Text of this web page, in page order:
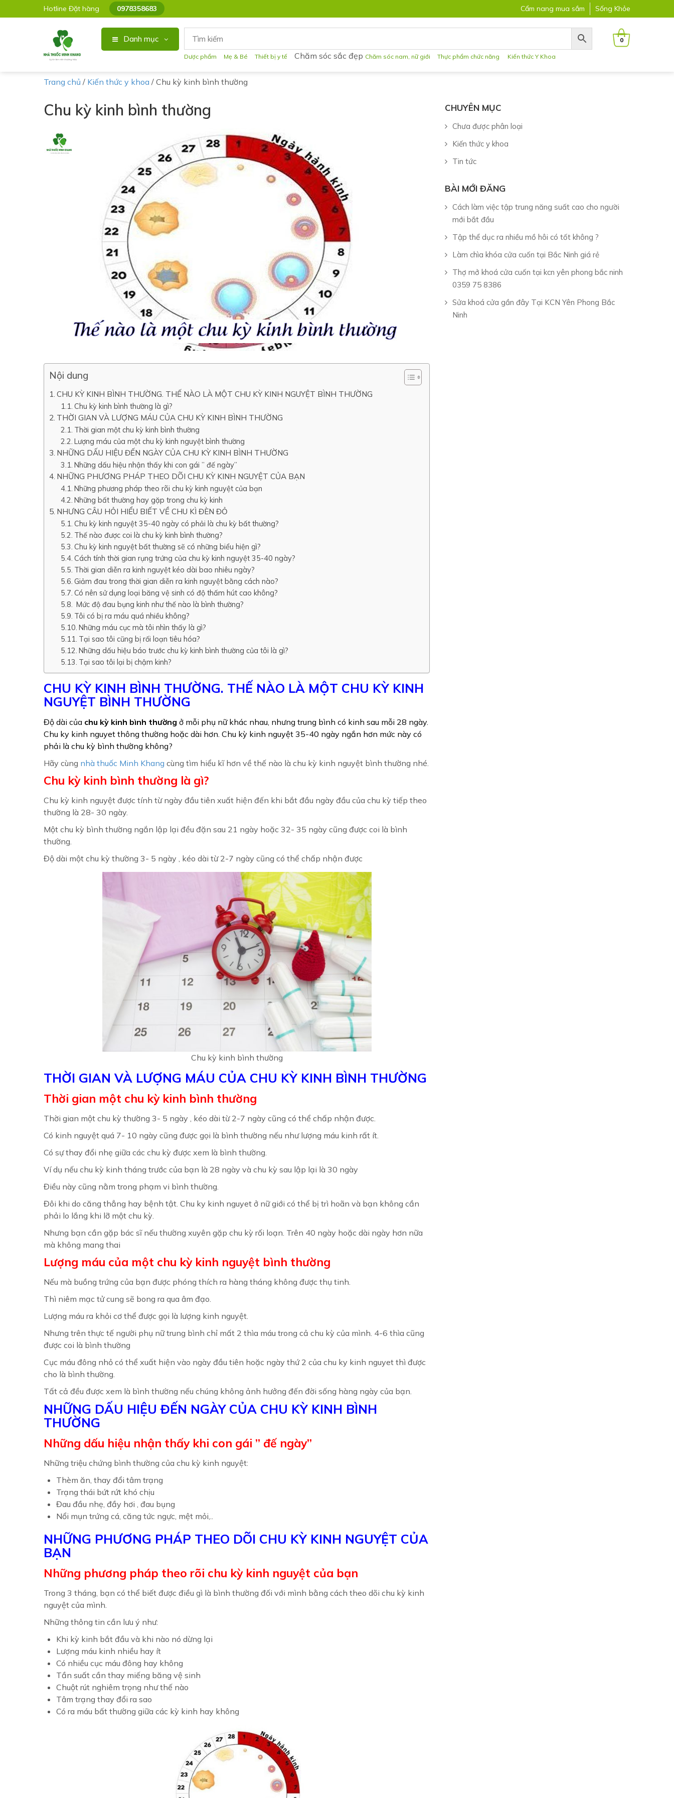
Hotline Đặt hàng 0978358683 Cẩm nang mua sắm Sống Khỏe
Danh mục
Dược phẩm Mẹ & Bé Thiết bị y tế Chăm sóc sắc đẹp Chăm sóc nam, nữ giới Thực phẩm chức năng Kiến thức Y Khoa
0
Trang chủ / Kiến thức y khoa / Chu kỳ kinh bình thường
Chu kỳ kinh bình thường
Nội dung
CHU KỲ KINH BÌNH THƯỜNG. THẾ NÀO LÀ MỘT CHU KỲ KINH NGUYỆT BÌNH THƯỜNG
Chu kỳ kinh bình thường là gì?
THỜI GIAN VÀ LƯỢNG MÁU CỦA CHU KỲ KINH BÌNH THƯỜNG
Thời gian một chu kỳ kinh bình thường
Lượng máu của một chu kỳ kinh nguyệt bình thường
NHỮNG DẤU HIỆU ĐẾN NGÀY CỦA CHU KỲ KINH BÌNH THƯỜNG
Những dấu hiệu nhận thấy khi con gái ” đế ngày”
NHỮNG PHƯƠNG PHÁP THEO DÕI CHU KỲ KINH NGUYỆT CỦA BẠN
Những phương pháp theo rõi chu kỳ kinh nguyệt của bạn
Những bất thường hay gặp trong chu kỳ kinh
NHƯNG CÂU HỎI HIỂU BIẾT VỀ CHU KÌ ĐÈN ĐỎ
Chu kỳ kinh nguyệt 35-40 ngày có phải là chu kỳ bất thường?
Thế nào được coi là chu kỳ kinh bình thường?
Chu kỳ kinh nguyệt bất thường sẽ có những biểu hiện gì?
Cách tính thời gian rụng trứng của chu kỳ kinh nguyệt 35-40 ngày?
Thời gian diễn ra kinh nguyệt kéo dài bao nhiêu ngày?
Giảm đau trong thời gian diễn ra kinh nguyệt bằng cách nào?
Có nên sử dụng loại băng vệ sinh có độ thấm hút cao không?
Mức độ đau bụng kinh như thế nào là bình thường?
Tôi có bị ra máu quá nhiều không?
Những máu cục mà tôi nhìn thấy là gì?
Tại sao tôi cũng bị rối loạn tiêu hóa?
Những dấu hiệu báo trước chu kỳ kinh bình thường của tôi là gì?
Tại sao tôi lại bị chậm kinh?
CHU KỲ KINH BÌNH THƯỜNG. THẾ NÀO LÀ MỘT CHU KỲ KINH
NGUYỆT BÌNH THƯỜNG
Độ dài của chu kỳ kinh bình thường ở mỗi phụ nữ khác nhau, nhưng trung bình có kinh sau mỗi 28 ngày.
Chu ky kinh nguyet thông thường hoặc dài hơn. Chu kỳ kinh nguyệt 35-40 ngày ngắn hơn mức này có
phải là chu kỳ bình thường không?
Hãy cùng nhà thuốc Minh Khang cùng tìm hiểu kĩ hơn về thế nào là chu kỳ kinh nguyệt bình thường nhé.
Chu kỳ kinh bình thường là gì?
Chu kỳ kinh nguyệt được tính từ ngày đầu tiên xuất hiện đến khi bắt đầu ngày đầu của chu kỳ tiếp theo
thường là 28- 30 ngày.
Một chu kỳ bình thường ngắn lập lại đều đặn sau 21 ngày hoặc 32- 35 ngày cũng được coi là bình
thường.
Độ dài một chu kỳ thường 3- 5 ngày , kéo dài từ 2-7 ngày cũng có thể chấp nhận được
Chu kỳ kinh bình thường
THỜI GIAN VÀ LƯỢNG MÁU CỦA CHU KỲ KINH BÌNH THƯỜNG
Thời gian một chu kỳ kinh bình thường
Thời gian một chu kỳ thường 3- 5 ngày , kéo dài từ 2-7 ngày cũng có thể chấp nhận được.
Có kinh nguyệt quá 7- 10 ngày cũng được gọi là bình thường nếu như lượng máu kinh rất ít.
Có sự thay đổi nhẹ giữa các chu kỳ được xem là bình thường.
Ví dụ nếu chu kỳ kinh tháng trước của bạn là 28 ngày và chu kỳ sau lập lại là 30 ngày
Điều này cũng nằm trong phạm vi bình thường.
Đôi khi do căng thẳng hay bệnh tật. Chu ky kinh nguyet ở nữ giới có thể bị trì hoãn và bạn không cần
phải lo lắng khi lỡ một chu kỳ.
Nhưng bạn cần gặp bác sĩ nếu thường xuyên gặp chu kỳ rối loạn. Trên 40 ngày hoặc dài ngày hơn nữa
mà không mang thai
Lượng máu của một chu kỳ kinh nguyệt bình thường
Nếu mà buồng trứng của bạn được phóng thích ra hàng tháng không được thụ tinh.
Thì niêm mạc tử cung sẽ bong ra qua âm đạo.
Lượng máu ra khỏi cơ thể được gọi là lượng kinh nguyệt.
Nhưng trên thực tế người phụ nữ trung bình chỉ mất 2 thìa máu trong cả chu kỳ của mình. 4-6 thìa cũng
được coi là bình thường
Cục máu đông nhỏ có thể xuất hiện vào ngày đầu tiên hoặc ngày thứ 2 của chu ky kinh nguyet thì được
cho là bình thường.
Tất cả đều được xem là bình thường nếu chúng không ảnh hưởng đến đời sống hàng ngày của bạn.
NHỮNG DẤU HIỆU ĐẾN NGÀY CỦA CHU KỲ KINH BÌNH
THƯỜNG
Những dấu hiệu nhận thấy khi con gái ” đế ngày”
Những triệu chứng bình thường của chu kỳ kinh nguyệt:
Thèm ăn, thay đổi tâm trạng
Trạng thái bứt rứt khó chịu
Đau đầu nhẹ, đầy hơi , đau bụng
Nổi mụn trứng cá, căng tức ngực, mệt mỏi,..
NHỮNG PHƯƠNG PHÁP THEO DÕI CHU KỲ KINH NGUYỆT CỦA
BẠN
Những phương pháp theo rõi chu kỳ kinh nguyệt của bạn
Trong 3 tháng, bạn có thể biết được điều gì là bình thường đối với mình bằng cách theo dõi chu kỳ kinh
nguyệt của mình.
Những thông tin cần lưu ý như:
Khi kỳ kinh bắt đầu và khi nào nó dừng lại
Lượng máu kinh nhiều hay ít
Có nhiều cục máu đông hay không
Tần suất cần thay miếng băng vệ sinh
Chuột rút nghiêm trọng như thế nào
Tâm trạng thay đổi ra sao
Có ra máu bất thường giữa các kỳ kinh hay không
CHUYÊN MỤC
Chưa được phân loại
Kiến thức y khoa
Tin tức
BÀI MỚI ĐĂNG
Cách làm việc tập trung năng suất cao cho người
mới bắt đầu
Tập thể dục ra nhiều mồ hôi có tốt không ?
Làm chìa khóa cửa cuốn tại Bắc Ninh giá rẻ
Thợ mở khoá cửa cuốn tại kcn yên phong bắc ninh
0359 75 8386
Sửa khoá cửa gần đây Tại KCN Yên Phong Bắc
Ninh